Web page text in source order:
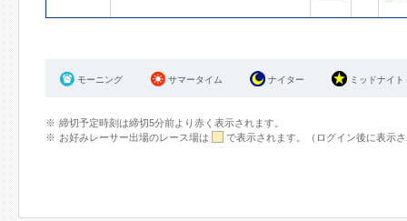
モーニング サマータイム ナイター ミッドナイト
締切予定時刻は締切5分前より赤く表示されます。
お好みレーサー出場のレース場は
で表示されます。（ログイン後に表示